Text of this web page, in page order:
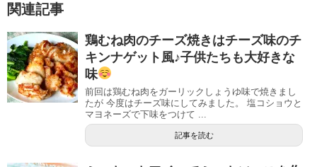
関連記事
鶏むね肉のチーズ焼きはチーズ味のチ
キンナゲット風♪子供たちも大好きな
味
前回は鶏むね肉をガーリックしょうゆ味で焼きまし
たが 今度はチーズ味にしてみました。 塩コショウと
マヨネーズで下味をつけて ...
記事を読む